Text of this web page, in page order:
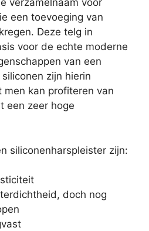
verzamelnaam voor
een toevoeging van
Deze telg in
voor de echte moderne
van een
zijn hierin
kan profiteren van
een zeer hoge
siliconenharspleister zijn:
doch nog